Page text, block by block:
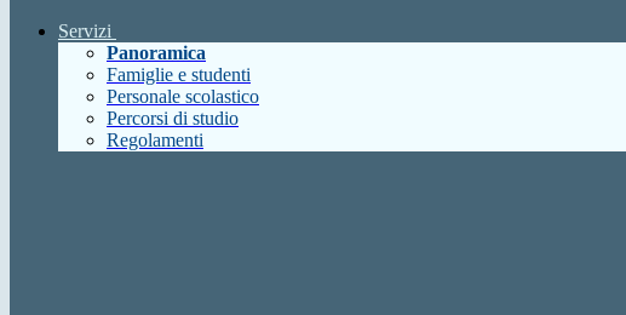
Servizi
Panoramica
Famiglie e studenti
Personale scolastico
Percorsi di studio
Regolamenti